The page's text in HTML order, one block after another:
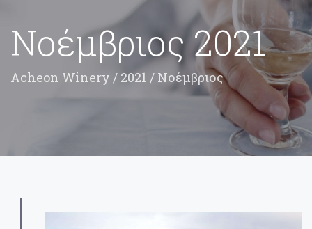
Νοέμβριος 2021
Acheon Winery / 2021 / Νοέμβριος